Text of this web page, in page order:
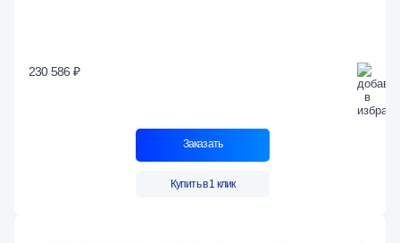
230 586 ₽
Заказать
Купить в 1 клик